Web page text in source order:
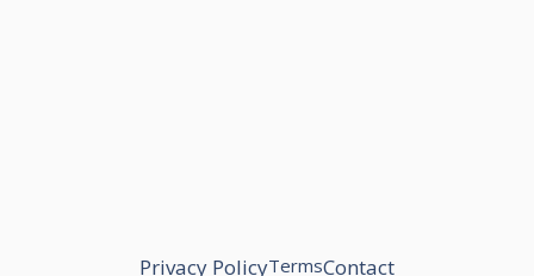
Privacy PolicyTermsContact